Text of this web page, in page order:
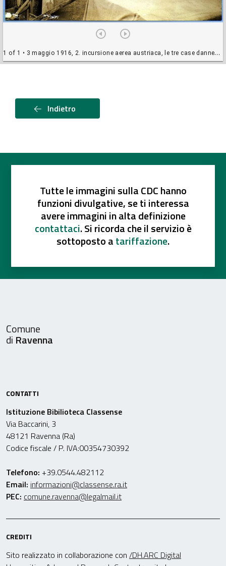
1 of 1 • 3 maggio 1916, 2. incursione aerea austriaca, le tre case danneggiate in via Tombesi dall'Ova
Indietro
Tutte le immagini sulla CDC hanno
funzioni divulgative, se ti interessa
avere immagini in alta definizione
contattaci. Si ricorda che il servizio è
sottoposto atariffazione.
Comune
di Ravenna
CONTATTI
Istituzione Bibilioteca Classense
Via Baccarini, 3
48121 Ravenna (Ra)
Codice fiscale / P. IVA:00354730392
Telefono: +39.0544.482112
Email: informazioni@classense.ra.it
PEC: comune.ravenna@legalmail.it
CREDITI
Sito realizzato in collaborazione con /DH.ARC Digital